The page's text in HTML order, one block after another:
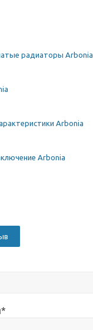
радиаторы Arbonia
Arbonia
Arbonia
*